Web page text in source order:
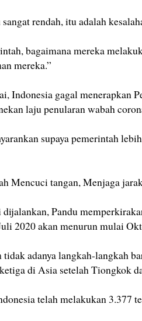
rendah, itu adalah
bagaimana mereka
mereka.”
Indonesia gagal menerapkan
laju penularan wabah
supaya pemerintah
Mencuci tangan, Menjaga
Pandu
2020 akan menurun mulai
adanya langkah-langkah
di Asia setelah Tiongkok
telah melakukan 3.377